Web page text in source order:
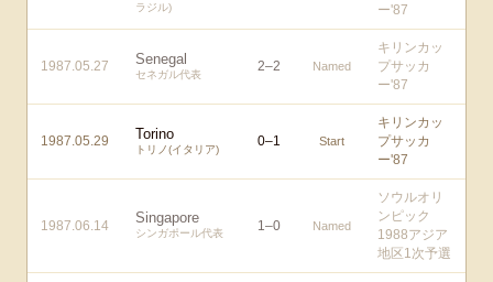
ラジル)
ー'87
1987.05.27 Senegal
セネガル代表
2–2 Named
キリンカッ
プサッカ
ー'87
1987.05.29 Torino
トリノ(イタリア)
0–1 Start
キリンカッ
プサッカ
ー'87
1987.06.14 Singapore
シンガポール代表 1–0 Named
ソウルオリ
ンピック
1988アジア
地区1次予選